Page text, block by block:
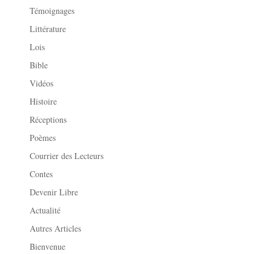
Témoignages
Littérature
Lois
Bible
Vidéos
Histoire
Réceptions
Poèmes
Courrier des Lecteurs
Contes
Devenir Libre
Actualité
Autres Articles
Bienvenue